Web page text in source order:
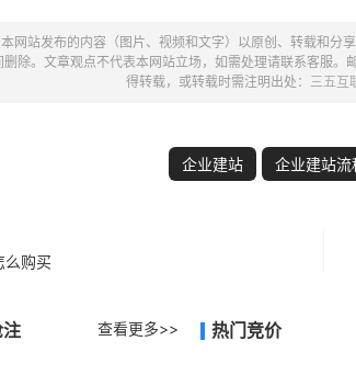
网站发布的内容（图片、视频和文字）以原创、转载和分
删除。文章观点不代表本网站立场，如需处理请联系客服
得转载，或转载时需注明出处： 三五互
企业建站 企业建站流
么购买
查看更多>> 热门竞价